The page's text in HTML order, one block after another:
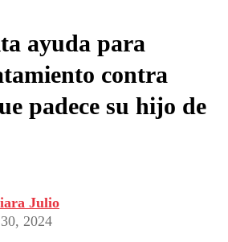
ayuda para
contra
padece su hijo de
Julio
2024